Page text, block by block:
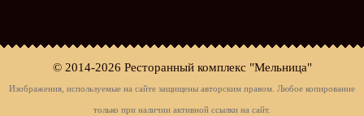
© 2014-2026 Ресторанный комплекс "Мельница"
Изображения, используемые на сайте защищены авторским правом. Любое копирование
только при наличии активной ссылки на сайт.